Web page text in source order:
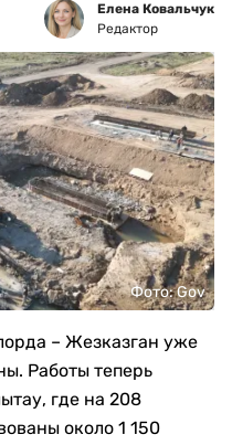
Елена Ковальчук
Редактор
Фото: Gov
– Жезказган уже
Работы теперь
где на 208
около 1 150